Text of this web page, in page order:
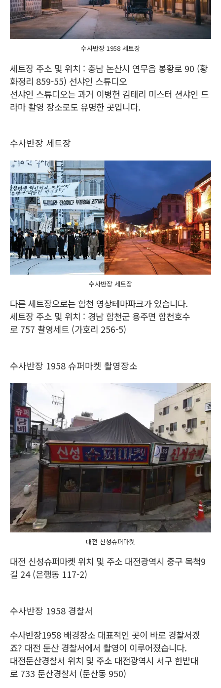
수사반장 1958 세트장
세트장 주소 및 위치 : 충남 논산시 연무읍 봉황로 90 (황
화정리 859-55) 선샤인 스튜디오
선샤인 스튜디오는 과거 이병헌 김태리 미스터 션샤인 드
라마 촬영 장소로도 유명한 곳입니다.
수사반장 세트장
수사반장 세트장
다른 세트장으로는 합천 영상테마파크가 있습니다.
세트장 주소 및 위치 : 경남 합천군 용주면 합천호수
로 757 촬영세트 (가호리 256-5)
수사반장 1958 슈퍼마켓 촬영장소
대전 신성슈퍼마켓
대전 신성슈퍼마켓 위치 및 주소 대전광역시 중구 목척9
길 24 (은행동 117-2)
수사반장 1958 경찰서
수사반장1958 배경장소 대표적인 곳이 바로 경찰서겠
죠? 대전 둔산 경찰서에서 촬영이 이루어졌습니다.
대전둔산경찰서 위치 및 주소 대전광역시 서구 한밭대
로 733 둔산경찰서 (둔산동 950)